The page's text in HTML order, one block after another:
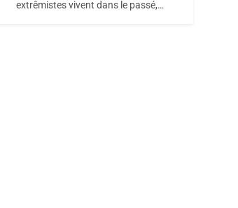
Maroc : Les Amandes
extrêmistes vivent dans le passé,…